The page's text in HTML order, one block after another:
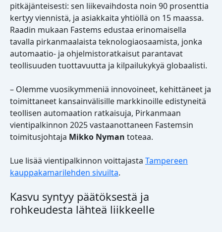
pitkäjänteisesti: sen liikevaihdosta noin 90 prosenttia
kertyy viennistä, ja asiakkaita yhtiöllä on 15 maassa.
Raadin mukaan Fastems edustaa erinomaisella
tavalla pirkanmaalaista teknologiaosaamista, jonka
automaatio- ja ohjelmistoratkaisut parantavat
teollisuuden tuottavuutta ja kilpailukykyä globaalisti.
– Olemme vuosikymmeniä innovoineet, kehittäneet ja
toimittaneet kansainvälisille markkinoille edistyneitä
teollisen automaation ratkaisuja, Pirkanmaan
vientipalkinnon 2025 vastaanottaneen Fastemsin
toimitusjohtaja Mikko Nyman toteaa.
Lue lisää vientipalkinnon voittajasta Tampereen
kauppakamarilehden sivuilta.
Kasvu syntyy päätöksestä ja
rohkeudesta lähteä liikkeelle